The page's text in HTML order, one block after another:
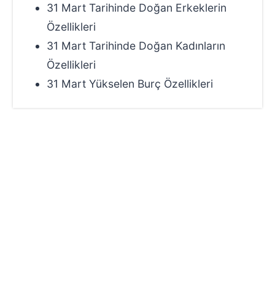
31 Mart Tarihinde Doğan Erkeklerin
Özellikleri
31 Mart Tarihinde Doğan Kadınların
Özellikleri
31 Mart Yükselen Burç Özellikleri